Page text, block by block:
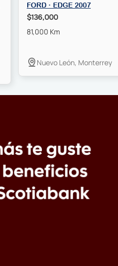
FORD · EDGE 2007
$136,000
81,000 Km
Nuevo León, Monterrey